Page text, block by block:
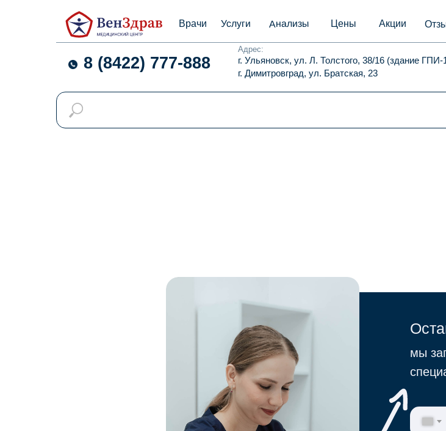
8 (8422) 777-888 г. Ульяновск, ул. Л. Толстого, 38/16 (здание ГПИ-
Адрес:
Врачи Услуги Цены Акции
Анализы
г. Димитровград, ул. Братская, 23
мы